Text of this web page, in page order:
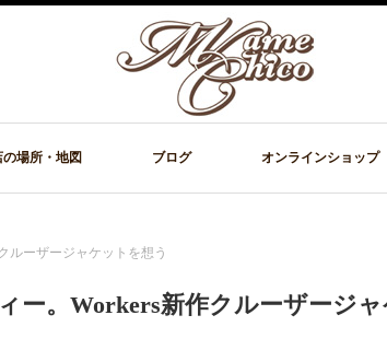
の場所・地図 ブログ オンラインショップ
ルーザージャケットを想う
ー。Workers新作クルーザージャ